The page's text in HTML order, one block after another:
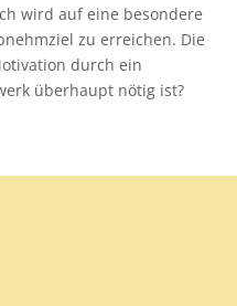
wird auf eine besondere
zu erreichen. Die
durch ein
überhaupt nötig ist?